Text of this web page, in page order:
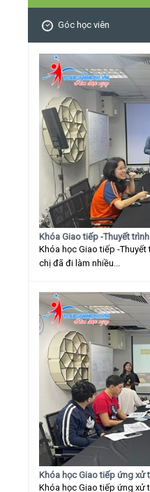
Góc học viên
Khóa Giao tiếp -Thuyết
Khóa học Giao tiếp -
chị đã đi làm nhiều...
Khóa học Giao tiếp ứng xử
Khóa học Giao tiếp ứng xử